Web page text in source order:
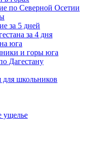
по Северной Осетии
за 5 дней
за 4 дня
юга
и горы юга
Дагестану
школьников
ущелье